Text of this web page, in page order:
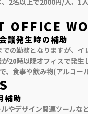
2名以上で2000円/人、1
OFFICE
議発生時の補助
での勤務となりますが、イ
20時以降オフィスで発生
、食事や飲み物(アルコー
補助
やデザイン関連ツールな